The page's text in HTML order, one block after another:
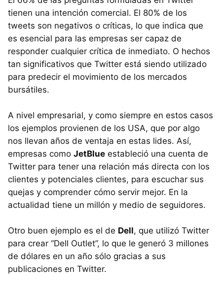
tienen una intención comercial. El 80% de los
tweets son negativos o críticas, lo que indica que
es esencial para las empresas ser capaz de
responder cualquier crítica de inmediato. O hechos
tan significativos que Twitter está siendo utilizado
para predecir el movimiento de los mercados
bursátiles.
A nivel empresarial, y como siempre en estos casos
los ejemplos provienen de los USA, que por algo
nos llevan años de ventaja en estas lides. Así,
empresas como JetBlue estableció una cuenta de
Twitter para tener una relación más directa con los
clientes y potenciales clientes, para escuchar sus
quejas y comprender cómo servir mejor. En la
actualidad tiene un millón y medio de seguidores.
Otro buen ejemplo es el de Dell, que utilizó Twitter
para crear “Dell Outlet”, lo que le generó 3 millones
de dólares en un año sólo gracias a sus
publicaciones en Twitter.